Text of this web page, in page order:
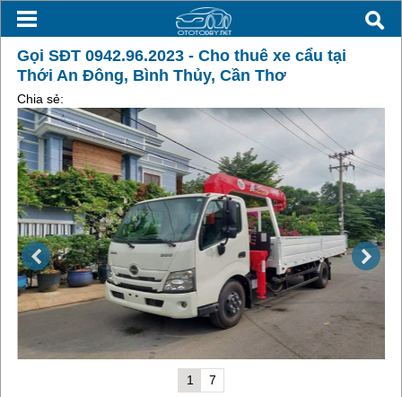
Gọi SĐT 0942.96.2023 - Cho thuê xe cẩu tại
Thới An Đông, Bình Thủy, Cần Thơ
Chia sẻ:
1 7